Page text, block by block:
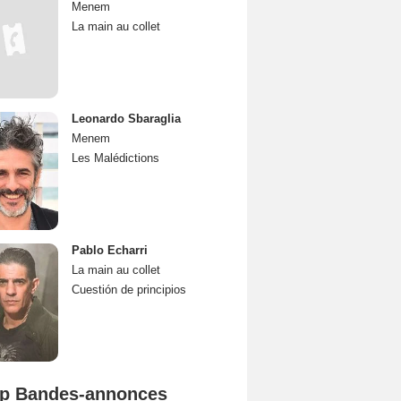
Menem
La main au collet
Leonardo Sbaraglia
Menem
Les Malédictions
Pablo Echarri
La main au collet
Cuestión de principios
Bandes-annonces